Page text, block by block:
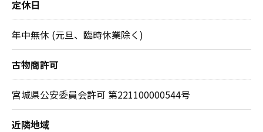
定休日
年中無休 (元旦、臨時休業除く)
古物商許可
宮城県公安委員会許可 第221100000544号
近隣地域